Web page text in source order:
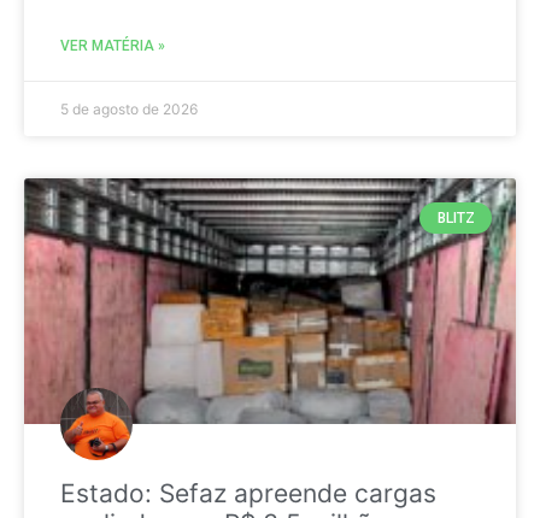
VER MATÉRIA »
5 de agosto de 2026
BLITZ
Estado: Sefaz apreende cargas